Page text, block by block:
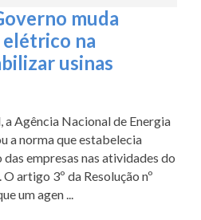
muda
na
usinas
a Agência Nacional de Energia
a norma que estabelecia
empresas nas atividades do
artigo 3º da Resolução nº
um agen ...